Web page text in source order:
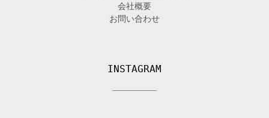
会社概要
お問い合わせ
INSTAGRAM